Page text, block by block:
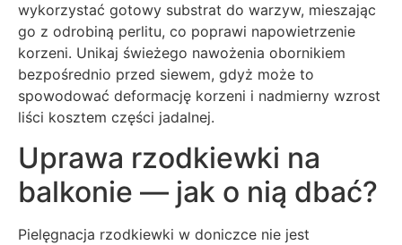
wykorzystać gotowy substrat do warzyw, mieszając
go z odrobiną perlitu, co poprawi napowietrzenie
korzeni. Unikaj świeżego nawożenia obornikiem
bezpośrednio przed siewem, gdyż może to
spowodować deformację korzeni i nadmierny wzrost
liści kosztem części jadalnej.
Uprawa rzodkiewki na
balkonie — jak o nią dbać?
Pielęgnacja rzodkiewki w doniczce nie jest